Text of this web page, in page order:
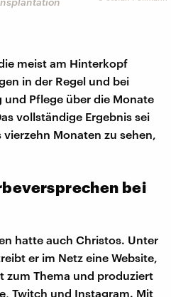
meist am Hinterkopf
in der Regel und bei
Pflege über die Monate
vollständige Ergebnis sei
Monaten zu sehen,
bei
hatte auch Christos. Unter
er im Netz eine Website,
zum Thema und produziert
Twitch und Instagram. Mit